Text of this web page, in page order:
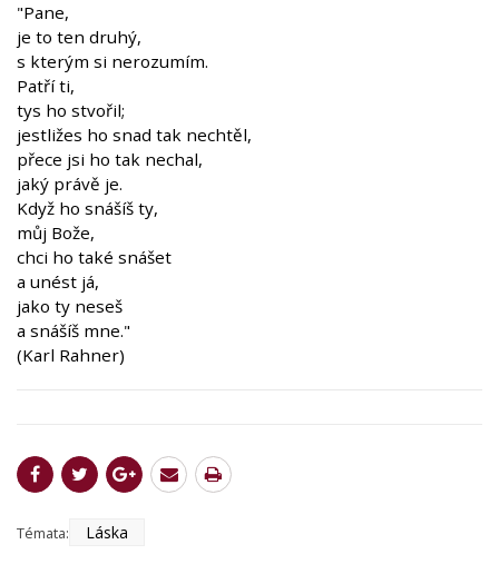
"Pane,
je to ten druhý,
s kterým si nerozumím.
Patří ti,
tys ho stvořil;
jestližes ho snad tak nechtěl,
přece jsi ho tak nechal,
jaký právě je.
Když ho snášíš ty,
můj Bože,
chci ho také snášet
a unést já,
jako ty neseš
a snášíš mne."
(Karl Rahner)
Témata: Láska